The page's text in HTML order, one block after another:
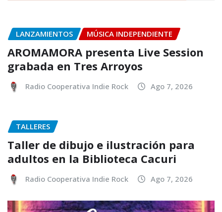
LANZAMIENTOS MÚSICA INDEPENDIENTE
AROMAMORA presenta Live Session
grabada en Tres Arroyos
Radio Cooperativa Indie Rock Ago 7, 2026
TALLERES
Taller de dibujo e ilustración para
adultos en la Biblioteca Cacuri
Radio Cooperativa Indie Rock Ago 7, 2026